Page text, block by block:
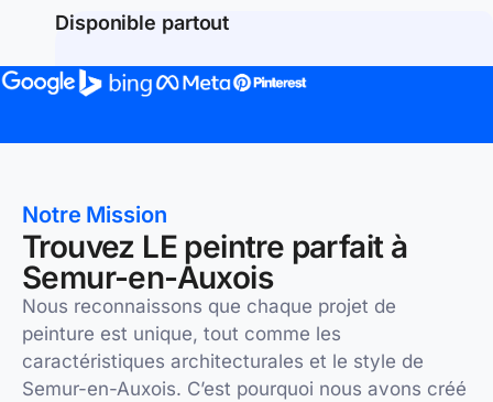
Disponible partout
Notre Mission
Trouvez LE peintre parfait à
Semur-en-Auxois
Nous reconnaissons que chaque projet de
peinture est unique, tout comme les
caractéristiques architecturales et le style de
Semur-en-Auxois. C’est pourquoi nous avons créé